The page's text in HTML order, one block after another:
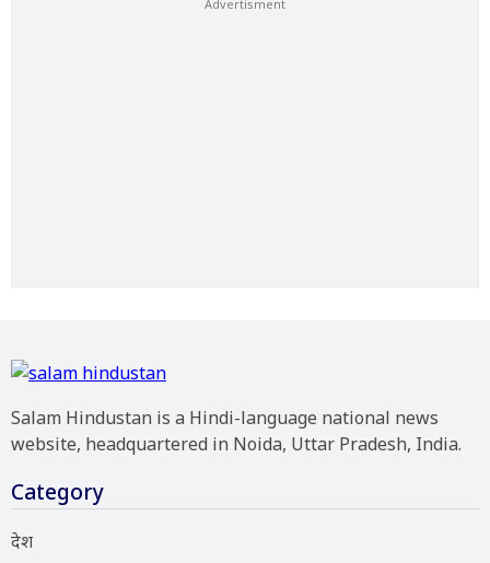
Salam Hindustan is a Hindi-language national news
website, headquartered in Noida, Uttar Pradesh, India.
Category
देश